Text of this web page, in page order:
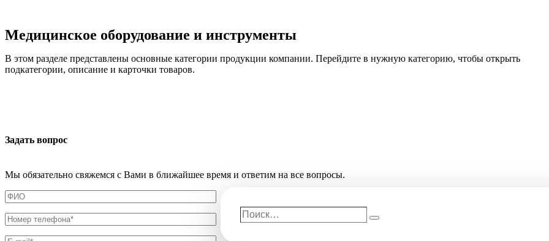
Медицинское оборудование и инструменты
В этом разделе представлены основные категории продукции компании. Перейдите в нужную категорию, чтобы открыть
подкатегории, описание и карточки товаров.
Задать вопрос
Мы обязательно свяжемся с Вами в ближайшее время и ответим на все вопросы.
Поиск…
Поиск